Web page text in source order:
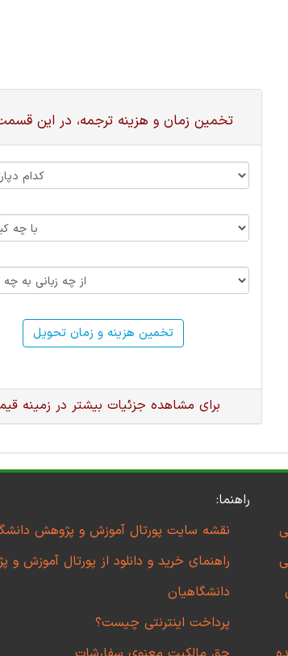
تخمین زمان و هزینه ترجمه، در این
تخمین هزینه و زمان تحویل
برای مشاهده جزئیات بیشتر در زمینه
راهنما:
نقشه سایت پورتال آموزش و پژوهش
راهنمای خرید و دانلود از پورتال آموزش
دانشگاهیان
پرداخت اینترنتی چیست؟